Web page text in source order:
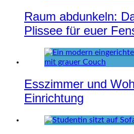
Raum abdunkeln:
Plissee für euer
Esszimmer und
Einrichtung